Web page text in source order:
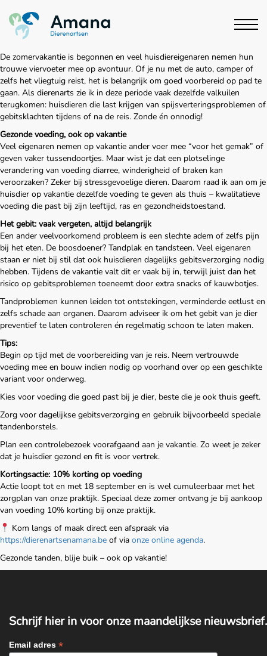
Home
De zomervakantie is begonnen en veel huisdiereigenaren nemen hun
trouwe viervoeter mee op avontuur. Of je nu met de auto, camper of
zelfs het vliegtuig reist, het is belangrijk om goed voorbereid op pad te
gaan. Als dierenarts zie ik in deze periode vaak dezelfde valkuilen
terugkomen: huisdieren die last krijgen van spijsverteringsproblemen of
gebitsklachten tijdens of na de reis. Zonde én onnodig!
Gezonde voeding, ook op vakantie
Veel eigenaren nemen op vakantie ander voer mee “voor het gemak” of
geven vaker tussendoortjes. Maar wist je dat een plotselinge
verandering van voeding diarree, winderigheid of braken kan
veroorzaken? Zeker bij stressgevoelige dieren. Daarom raad ik aan om je
huisdier op vakantie dezelfde voeding te geven als thuis – kwalitatieve
voeding die past bij zijn leeftijd, ras en gezondheidstoestand.
Het gebit: vaak vergeten, altijd belangrijk
Een ander veelvoorkomend probleem is een slechte adem of zelfs pijn
bij het eten. De boosdoener? Tandplak en tandsteen. Veel eigenaren
staan er niet bij stil dat ook huisdieren dagelijks gebitsverzorging nodig
hebben. Tijdens de vakantie valt dit er vaak bij in, terwijl juist dan het
risico op gebitsproblemen toeneemt door extra snacks of kauwbotjes.
Tandproblemen kunnen leiden tot ontstekingen, verminderde eetlust en
zelfs schade aan organen. Daarom adviseer ik om het gebit van je dier
preventief te laten controleren én regelmatig schoon te laten maken.
Tips:
Begin op tijd met de voorbereiding van je reis. Neem vertrouwde
voeding mee en bouw indien nodig op voorhand over op een geschikte
variant voor onderweg.
Kies voor voeding die goed past bij je dier, beste die je ook thuis geeft.
Zorg voor dagelijkse gebitsverzorging en gebruik bijvoorbeeld speciale
tandenborstels.
Plan een controlebezoek voorafgaand aan je vakantie. Zo weet je zeker
dat je huisdier gezond en fit is voor vertrek.
Kortingsactie: 10% korting op voeding
Actie loopt tot en met 18 september en is wel cumuleerbaar met het
zorgplan van onze praktijk. Speciaal deze zomer ontvang je bij aankoop
van voeding 10% korting bij onze praktijk.
Kom langs of maak direct een afspraak via
https://dierenartsenamana.be of via onze online agenda.
Gezonde tanden, blije buik – ook op vakantie!
Schrijf hier in voor onze maandelijkse nieuwsbrief.
Email adres *